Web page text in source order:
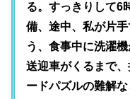
る。すっきりして6
備、途中、私が片
う、食事中に洗濯機
送迎車がくるまで
ードパズルの難解な